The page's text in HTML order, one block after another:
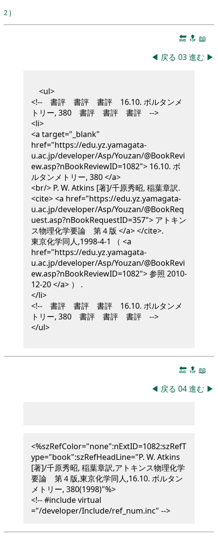
2 )
🔚 🔝 📖
◀ 戻る 03進む ▶
<ul>
<!-- 書評 書評 書評 16.10. ボルタンメ
トリー, 380 書評 書評 書評 -->
<li>
<a target="_blank"
href="https://edu.yz.yamagata-
u.ac.jp/developer/Asp/Youzan/@BookRevi
ew.asp?nBookReviewID=1082"> 16.10. ボ
ルタンメトリー, 380 </a>
<br/> P. W. Atkins [著]/千原秀昭, 稲葉章訳.
<cite> <a href="https://edu.yz.yamagata-
u.ac.jp/developer/Asp/Youzan/@BookReq
uest.asp?nBookRequestID=357"> アトキン
ス物理化学要論 第４版 </a> </cite>.
東京化学同人,1998-4-1
（ <a
href="https://edu.yz.yamagata-
u.ac.jp/developer/Asp/Youzan/@BookRevi
ew.asp?nBookReviewID=1082"> 参照 2010-
12-20 </a> ） .
</li>
<!-- 書評 書評 書評 16.10. ボルタンメ
トリー, 380 書評 書評 書評 -->
</ul>
🔚 🔝 📖
◀ 戻る 04進む ▶
<%szRefColor="none":nExtID=1082:szRefT
ype="book":szRefHeadLine="P. W. Atkins
[著]/千原秀昭, 稲葉章訳,アトキンス物理化学
要論 第４版,東京化学同人,16.10. ボルタン
メトリー, 380(1998)"%>
<!-- #include virtual
="/developer/Include/ref_num.inc" -->